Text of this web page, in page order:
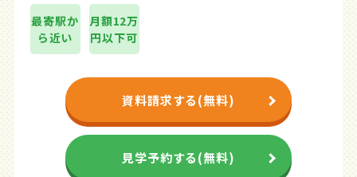
最寄駅か
ら近い
月額12万
円以下可
資料請求する(無料)
見学予約する(無料)